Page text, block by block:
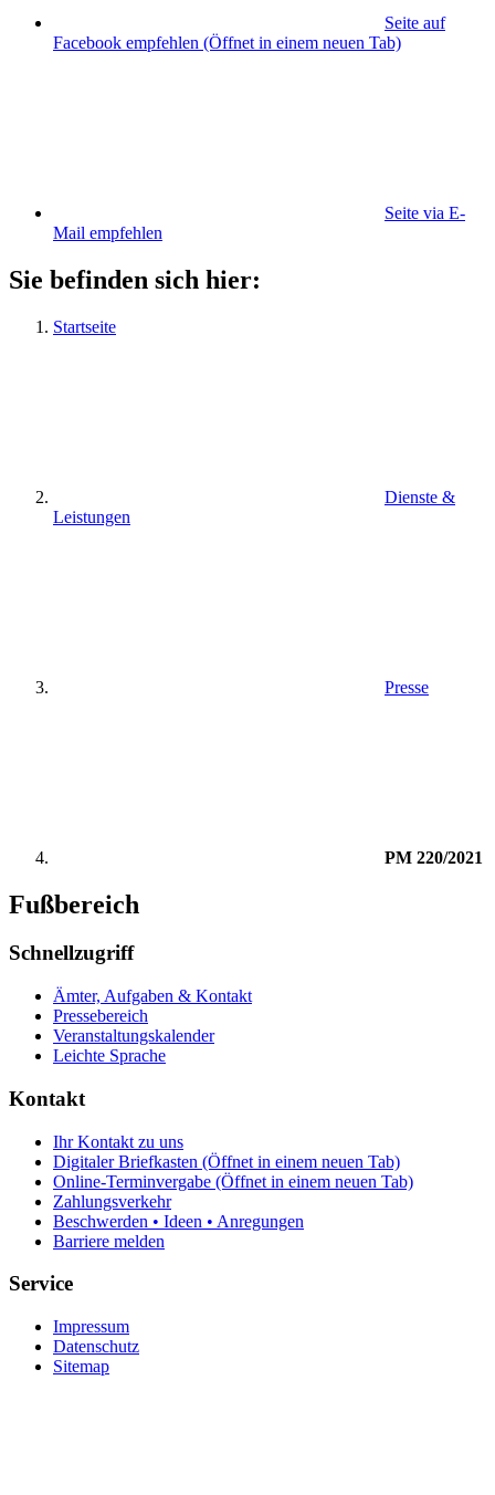
Seite auf
Facebook empfehlen (Öffnet in einem neuen Tab)
Seite via E-
Mail empfehlen
Sie befinden sich hier:
Startseite
Dienste &
Leistungen
Presse
PM 220/2021
Fußbereich
Schnellzugriff
Ämter, Aufgaben & Kontakt
Pressebereich
Veranstaltungskalender
Leichte Sprache
Kontakt
Ihr Kontakt zu uns
Digitaler Briefkasten (Öffnet in einem neuen Tab)
Online-Terminvergabe (Öffnet in einem neuen Tab)
Zahlungsverkehr
Beschwerden • Ideen • Anregungen
Barriere melden
Service
Impressum
Datenschutz
Sitemap